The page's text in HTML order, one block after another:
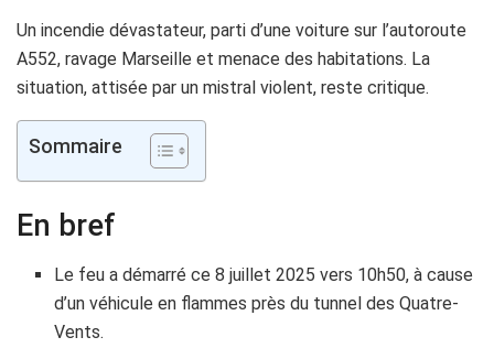
Un incendie dévastateur, parti d’une voiture sur l’autoroute
A552, ravage Marseille et menace des habitations. La
situation, attisée par un mistral violent, reste critique.
Sommaire
En bref
Le feu a démarré ce 8 juillet 2025 vers 10h50, à cause
d’un véhicule en flammes près du tunnel des Quatre-
Vents.